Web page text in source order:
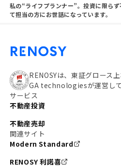
私の“ライフプランナー”。投資に限ら
て担当の方にお世話になっています。
RENOSYは、東証グロース
GA technologiesが運営して
サービス
不動産投資
不動産売却
関連サイト
Modern Standard
RENOSY 利諾喜